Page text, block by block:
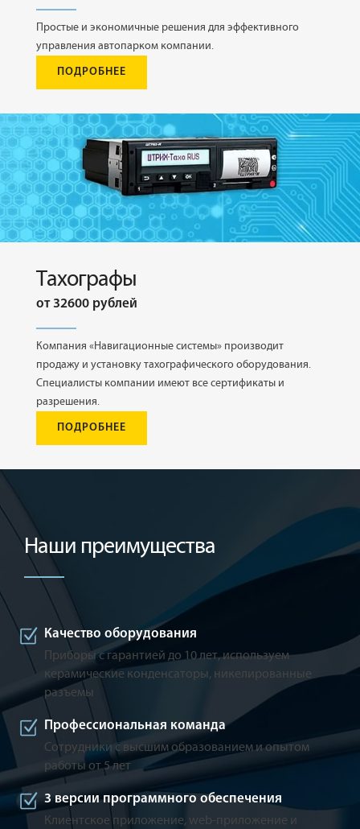
Простые и экономичные решения для эффективного
управления автопарком компании.
ПОДРОБНЕЕ
Тахографы
от 32600 рублей
Компания «Навигационные системы» производит
продажу и установку тахографического оборудования.
Специалисты компании имеют все сертификаты и
разрешения.
ПОДРОБНЕЕ
Наши преимущества
Качество оборудования
Приборы с гарантией до 10 лет, используем
керамические конденсаторы, никелированные
разъемы
Профессиональная команда
Сотрудники с высшим образованием и опытом
работы от 5 лет
3 версии программного обеспечения
Клиентское приложение, web-приложение и